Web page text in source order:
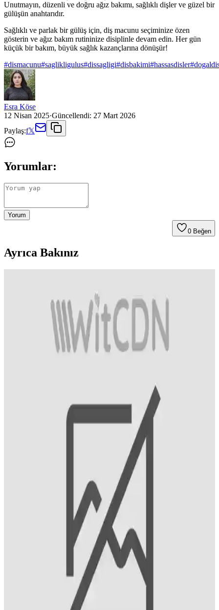
Unutmayın, düzenli ve doğru ağız bakımı, sağlıklı dişler ve güzel bir
gülüşün anahtarıdır.
Sağlıklı ve parlak bir gülüş için, diş macunu seçiminize özen
gösterin ve ağız bakım rutininize disiplinle devam edin. Her gün
küçük bir bakım, büyük sağlık kazançlarına dönüşür!
#dismacunu#saglikligulus#dissagligi#disbakimi#hassasdisler#
Esra Köse
12 Nisan 2025·Güncellendi: 27 Mart 2026
Paylaş:f𝕏
Yorumlar:
Yorum
0 Beğen
Ayrıca Bakınız
Agarta diş macunu, çürük önleyici özellikleriyle diş sağlığını
destekler. Düzenli kullanım ve doğru ağız bakımıyla diş minesini
güçlendirir, bakterileri azaltır ve ağız sağlığınızı korur.
Agarta Diş Macunu Hakkında Bilmeniz Gerekenler
sağlığı için güvenilir ürünler ve doğru kullanım alışkanlıkları
Klorheksidin İçeren Diş Macunları ve Ağız
Sağlığındaki Rolü
Klorheksidin içeren diş macunları, bakteriyel plağı azaltır ve diş eti
hastalıklarını önler. Uzun kullanımda dikkat edilmesi gerekenler ve
uzman önerileriyle sağlıklı gülüşlere ulaşın.
Marvis Diş Macunu Özellikleri ve Kullanım
Avantajları Hakkında Detaylı Bilgi
Marvis diş macunu, yoğun ve kalıcı temizlik etkisiyle öne çıkar,
hassas dişlere uygun, derinlemesine temizleyen ve ferahlatıcı nane
aromasıyla ağızda uzun süre tazelik sağlar.
Marvis Classic Strong Mint Diş Macunu: Beyazlatıcı
ve Ferahlatıcı Özellikleriyle Güvenilir Diş Bakımı
Marvis Classic Strong Mint diş macunu, İtalya menşei olup,
beyazlatıcı ve ferahlatıcı etkileriyle öne çıkar. Şık tasarımı ve
taşınabilir boyutuyla günlük ve seyahat kullanımı için ideal, güvenli
ve etkili bir diş bakım ürünüdür.